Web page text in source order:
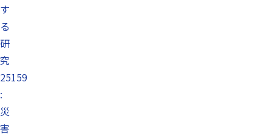
す
る
研
究
25159
:
災
害